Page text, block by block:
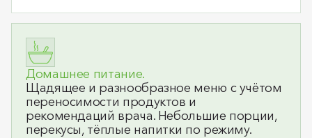
Домашнее питание.
Щадящее и разнообразное меню с учётом
переносимости продуктов и
рекомендаций врача. Небольшие порции,
перекусы, тёплые напитки по режиму.